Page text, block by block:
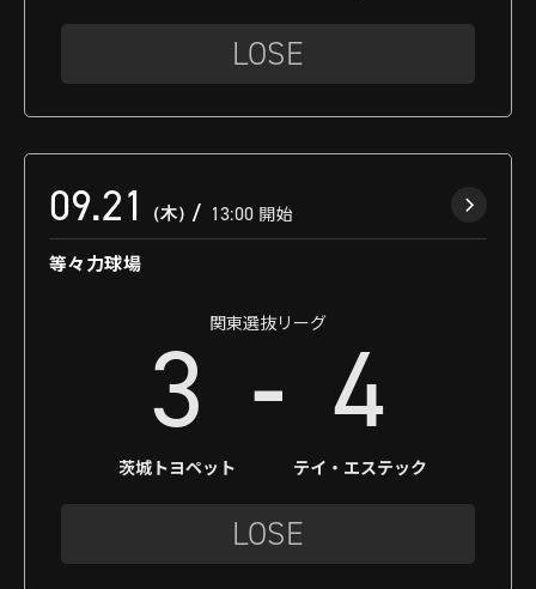
LOSE
09.21 （木） 13:00 開始
等々力球場
関東選抜リーグ
3
茨城トヨペット
- 4
テイ・エステック
LOSE